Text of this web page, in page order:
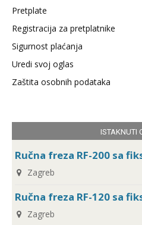
Pretplate
Registracija za pretplatnike
Sigurnost plaćanja
Uredi svoj oglas
Zaštita osobnih podataka
ISTAKNUTI
Ručna freza RF-200 sa
Zagreb
Ručna freza RF-120 sa
Zagreb